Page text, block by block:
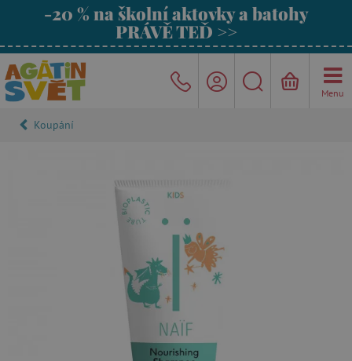
-20 % na školní aktovky a batohy
PRÁVĚ TEĎ >>
Menu
Koupání